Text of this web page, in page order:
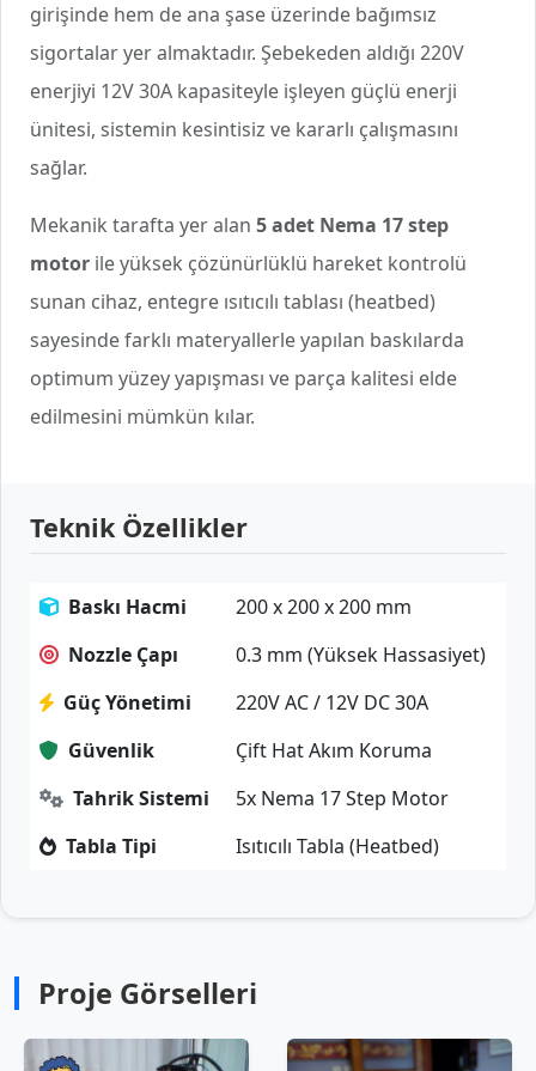
girişinde hem de ana şase üzerinde bağımsız
sigortalar yer almaktadır. Şebekeden aldığı 220V
enerjiyi 12V 30A kapasiteyle işleyen güçlü enerji
ünitesi, sistemin kesintisiz ve kararlı çalışmasını
sağlar.
Mekanik tarafta yer alan 5 adet Nema 17 step
motor ile yüksek çözünürlüklü hareket kontrolü
sunan cihaz, entegre ısıtıcılı tablası (heatbed)
sayesinde farklı materyallerle yapılan baskılarda
optimum yüzey yapışması ve parça kalitesi elde
edilmesini mümkün kılar.
Teknik Özellikler
Baskı Hacmi
200 x 200 x 200 mm
Nozzle Çapı
0.3 mm (Yüksek Hassasiyet)
Güç Yönetimi
220V AC / 12V DC 30A
Güvenlik
Çift Hat Akım Koruma
Tahrik Sistemi
5x Nema 17 Step Motor
Tabla Tipi
Isıtıcılı Tabla (Heatbed)
Proje Görselleri